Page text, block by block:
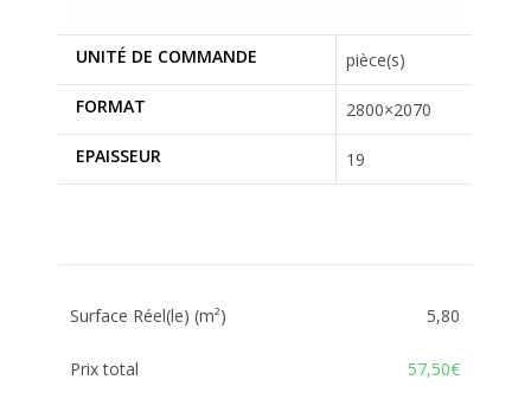
UNITÉ DE COMMANDE pièce(s)
FORMAT 2800×2070
EPAISSEUR 19
Surface Réel(le) (m²) 5,80
Prix total 57,50€